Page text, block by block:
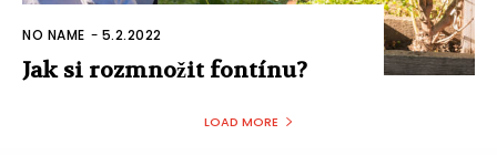
NO NAME - 5.2.2022
Jak si rozmnožit fontínu?
LOAD MORE